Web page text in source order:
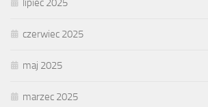
lipiec 2025
czerwiec 2025
maj 2025
marzec 2025